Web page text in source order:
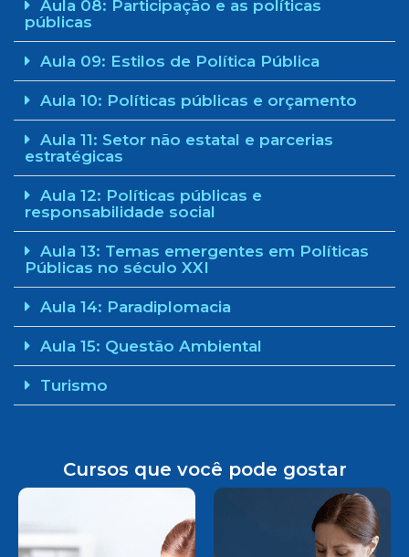
Aula 08: Participação e as políticas
públicas
Aula 09: Estilos de Política Pública
Aula 10: Políticas públicas e orçamento
Aula 11: Setor não estatal e parcerias
estratégicas
Aula 12: Políticas públicas e
responsabilidade social
Aula 13: Temas emergentes em Políticas
Públicas no século XXI
Aula 14: Paradiplomacia
Aula 15: Questão Ambiental
Turismo
Cursos que você pode gostar